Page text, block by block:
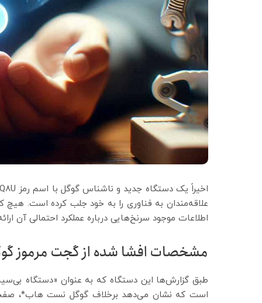
علاقه‌مندان به فناوری را به خود جلب کرده است. هیچ
اطلاعات موجود سرنخ‌هایی ‌درباره عملکرد احتمالی آن
مشخصات افشا شده از گجت مرموز